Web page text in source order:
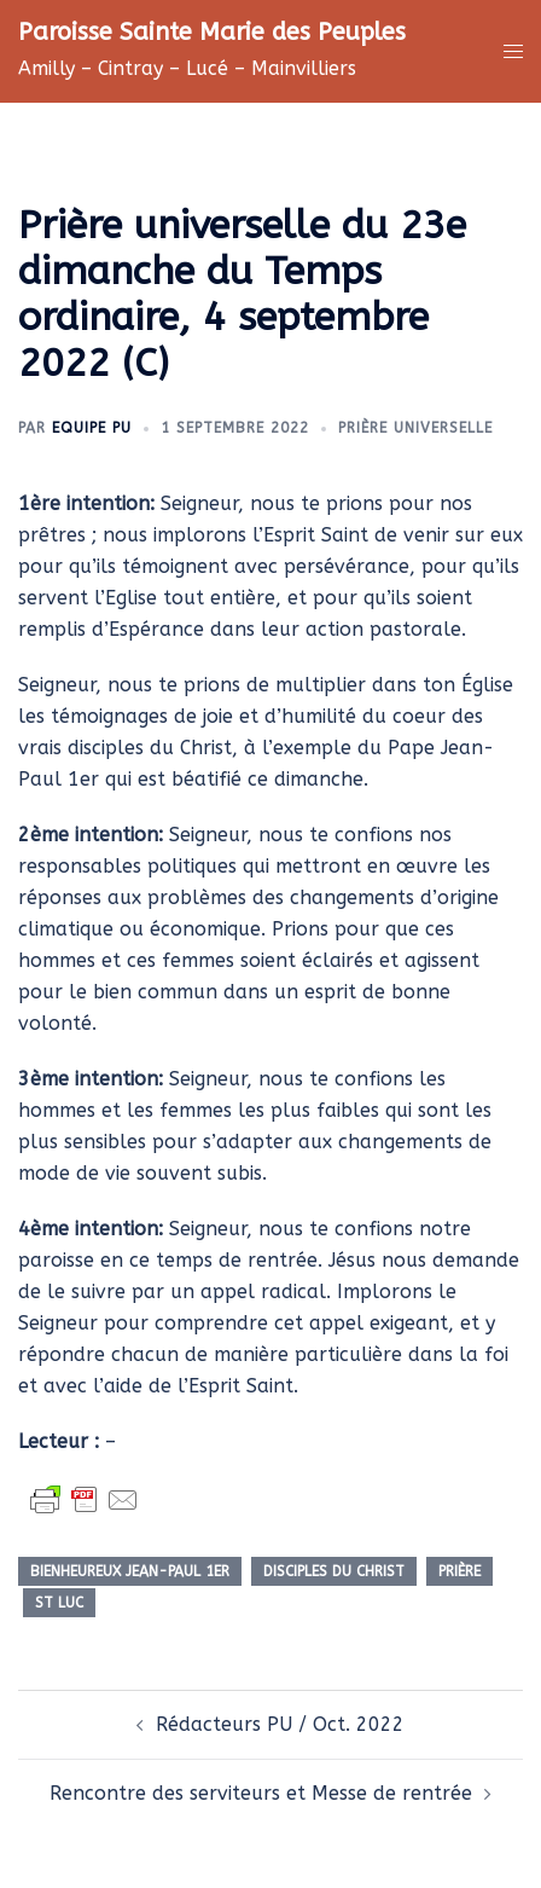
au
contenu
Paroisse Sainte Marie des Peuples
Amilly – Cintray – Lucé – Mainvilliers
Prière universelle du 23e
dimanche du Temps
ordinaire, 4 septembre
2022 (C)
PAR EQUIPE PU 1 SEPTEMBRE 2022 PRIÈRE UNIVERSELLE
1ère intention: Seigneur, nous te prions pour nos
prêtres ; nous implorons l’Esprit Saint de venir sur eux
pour qu’ils témoignent avec persévérance, pour qu’ils
servent l’Eglise tout entière, et pour qu’ils soient
remplis d’Espérance dans leur action pastorale.
Seigneur, nous te prions de multiplier dans ton Église
les témoignages de joie et d’humilité du coeur des
vrais disciples du Christ, à l’exemple du Pape Jean-
Paul 1er qui est béatifié ce dimanche.
2ème intention: Seigneur, nous te confions nos
responsables politiques qui mettront en œuvre les
réponses aux problèmes des changements d’origine
climatique ou économique. Prions pour que ces
hommes et ces femmes soient éclairés et agissent
pour le bien commun dans un esprit de bonne
volonté.
3ème intention: Seigneur, nous te confions les
hommes et les femmes les plus faibles qui sont les
plus sensibles pour s’adapter aux changements de
mode de vie souvent subis.
4ème intention: Seigneur, nous te confions notre
paroisse en ce temps de rentrée. Jésus nous demande
de le suivre par un appel radical. Implorons le
Seigneur pour comprendre cet appel exigeant, et y
répondre chacun de manière particulière dans la foi
et avec l’aide de l’Esprit Saint.
Lecteur : –
BIENHEUREUX JEAN-PAUL 1ER DISCIPLES DU CHRIST
PRIÈRE
ST LUC
Rédacteurs PU / Oct. 2022
Rencontre des serviteurs et Messe de rentrée